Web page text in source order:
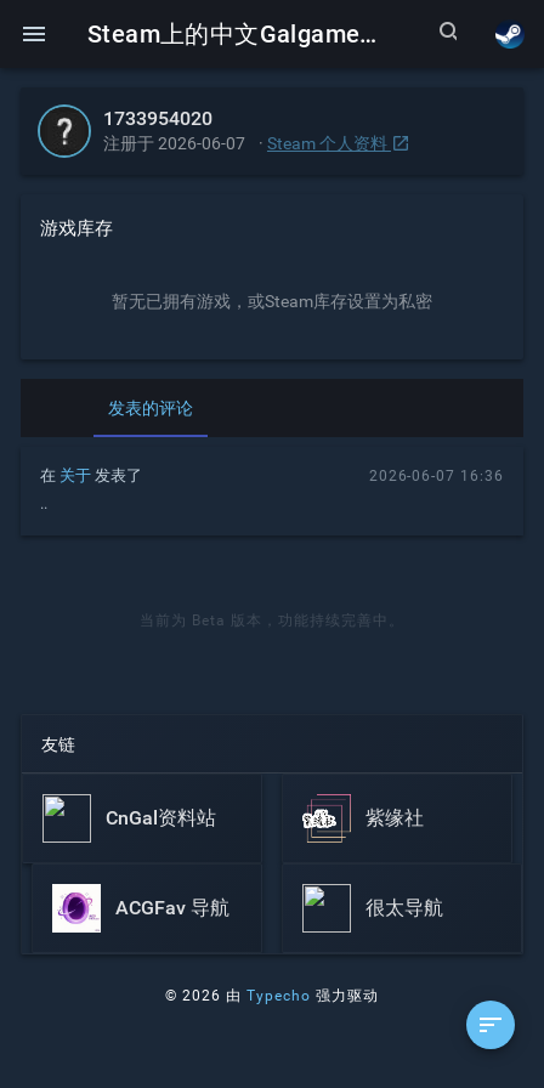
menu Steam上的中文Galgame丨SteamGalgame search
1733954020
注册于 2026-06-07 · Steam 个人资料 open_in_new
游戏库存
暂无已拥有游戏，或Steam库存设置为私密
发表的评论
在 关于发表了 2026-06-07 16:36
..
当前为 Beta 版本，功能持续完善中。
友链
CnGal资料站 紫缘社
ACGFav 导航 很太导航
© 2026 由Typecho 强力驱动
sort